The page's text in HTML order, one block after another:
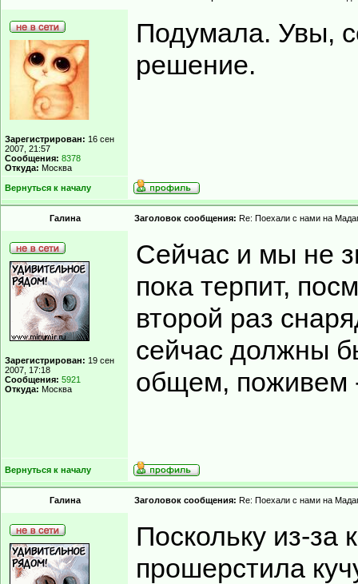
Зарегистрирован: 16 сен
2007, 21:57
Сообщения: 8378
Откуда: Москва
Подумала. Увы,
решение.
Вернуться к началу
Гaлинa Заголовок сообщения: Re: Поехали с нами на
Зарегистрирован: 19 сен
2007, 17:18
Сообщения: 5921
Откуда: Москва
Сейчас и мы не
пока терпит,
второй раз
сейчас должны
общем, поживем
Вернуться к началу
Гaлинa Заголовок сообщения: Re: Поехали с нами на
Поскольку из-за
прошерстила